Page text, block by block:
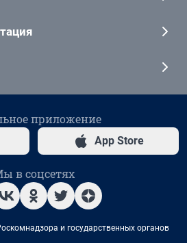
приложение
App Store
в соцсетях
и государственных органов